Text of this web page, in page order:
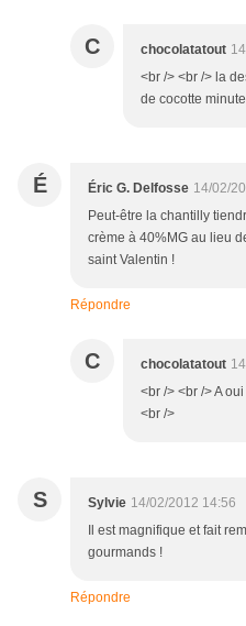
C chocolatatout
<br /> <br /> la
de cocotte
É Éric G. Delfosse 14/02/
Peut-être la chantilly
crème à 40%MG au lieu
saint Valentin !
Répondre
C chocolatatout
<br /> <br /> A
<br />
S Sylvie 14/02/2012 14:56
Il est magnifique et fait
gourmands !
Répondre